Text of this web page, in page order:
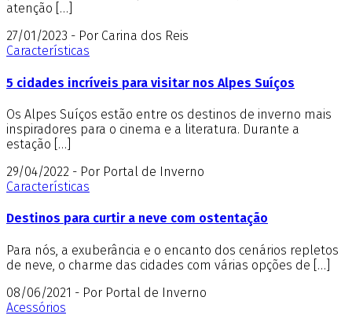
atenção […]
27/01/2023 - Por Carina dos Reis
Características
5 cidades incríveis para visitar nos Alpes Suíços
Os Alpes Suíços estão entre os destinos de inverno mais
inspiradores para o cinema e a literatura. Durante a
estação […]
29/04/2022 - Por Portal de Inverno
Características
Destinos para curtir a neve com ostentação
Para nós, a exuberância e o encanto dos cenários repletos
de neve, o charme das cidades com várias opções de […]
08/06/2021 - Por Portal de Inverno
Acessórios